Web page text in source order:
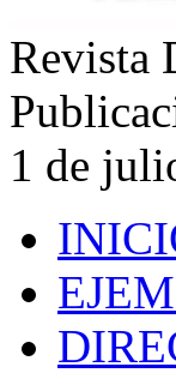
Revista
1 de